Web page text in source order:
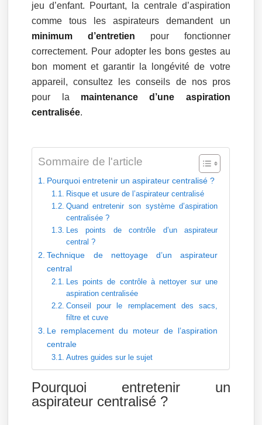
jeu d’enfant. Pourtant, la centrale d’aspiration
comme tous les aspirateurs demandent un
minimum d’entretien pour fonctionner
correctement. Pour adopter les bons gestes au
bon moment et garantir la longévité de votre
appareil, consultez les conseils de nos pros
pour la maintenance d’une aspiration
centralisée.
Sommaire de l'article
Pourquoi entretenir un aspirateur centralisé ?
Risque et usure de l’aspirateur centralisé
Quand entretenir son système d’aspiration
centralisée ?
Les points de contrôle d’un aspirateur
central ?
Technique de nettoyage d’un aspirateur
central
Les points de contrôle à nettoyer sur une
aspiration centralisée
Conseil pour le remplacement des sacs,
filtre et cuve
Le remplacement du moteur de l’aspiration
centrale
Autres guides sur le sujet
Pourquoi entretenir un
aspirateur centralisé ?